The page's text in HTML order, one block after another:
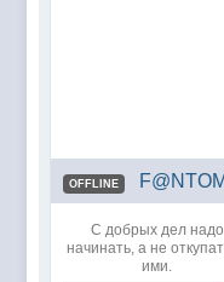
OFFLINE F@NTOM
С добрых дел надо
начинать, а не
ими.